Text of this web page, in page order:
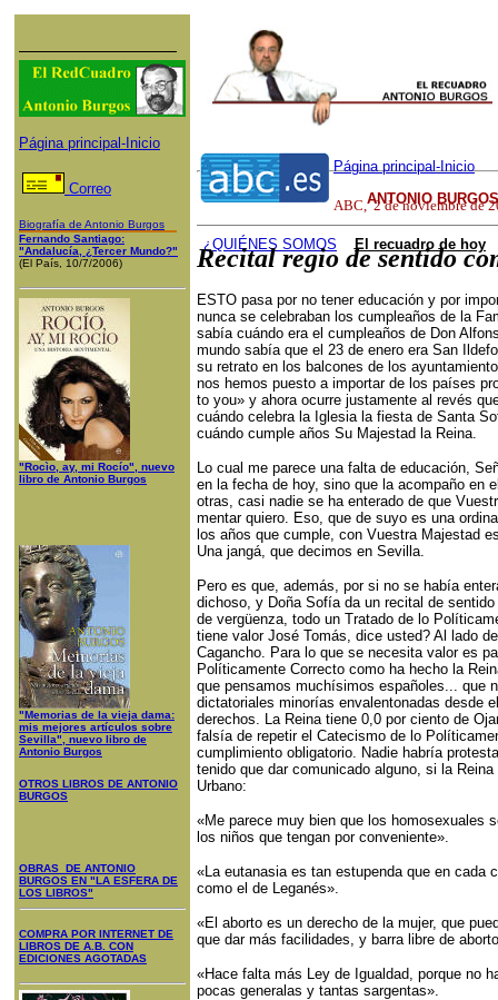
Página principal-Inicio
Correo
Biografía de Antonio Burgos
Fernando Santiago:
"Andalucía, ¿Tercer Mundo?"
(El País, 10/7/2006)
"Rocìo, ay, mi Rocío", nuevo
libro de Antonio Burgos
"Memorias de la vieja dama:
mis mejores artículos sobre
Sevilla", nuevo libro de
Antonio Burgos
OTROS LIBROS DE ANTONIO
BURGOS
OBRAS DE ANTONIO
BURGOS EN "LA ESFERA DE
LOS LIBROS"
COMPRA POR INTERNET DE
LIBROS DE A.B. CON
EDICIONES AGOTADAS
Página principal-Inicio
ABC, 2 de noviembre de
¿QUI ÉNES SOMOS El recuadro de hoy
ANTONIO
Recital regio de sentido
ESTO pasa por no tener educación y por
nunca se celebraban los cumpleaños de la
sabía cuándo era el cumpleaños de Don
mundo sabía que el 23 de enero era San
su retrato en los balcones de los
nos hemos puesto a importar de los países
to you» y ahora ocurre justamente al revés
cuándo celebra la Iglesia la fiesta de Santa
cuándo cumple años Su Majestad la Reina.
Lo cual me parece una falta de educación,
en la fecha de hoy, sino que la acompaño en
otras, casi nadie se ha enterado de que
mentar quiero. Eso, que de suyo es una
los años que cumple, con Vuestra Majestad
Una jangá, que decimos en Sevilla.
Pero es que, además, por si no se había
dichoso, y Doña Sofía da un recital de
de vergüenza, todo un Tratado de lo
tiene valor José Tomás, dice usted? Al lado
Cagancho. Para lo que se necesita valor es
Políticamente Correcto como ha hecho la
que pensamos muchísimos españoles... que
dictatoriales minorías envalentonadas desde
derechos. La Reina tiene 0,0 por ciento de
falsía de repetir el Catecismo de lo
cumplimiento obligatorio. Nadie habría
tenido que dar comunicado alguno, si la
Urbano:
«Me parece muy bien que los homosexuales
los niños que tengan por conveniente».
«La eutanasia es tan estupenda que en cada
como el de Leganés».
«El aborto es un derecho de la mujer, que
que dar más facilidades, y barra libre de
«Hace falta más Ley de Igualdad, porque no
pocas generalas y tantas sargentas».